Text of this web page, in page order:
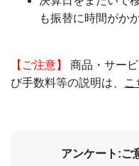
も振替に時間がか
【ご注意】
商品・サー
び手数料等の説明は、
こ
アンケート:ご